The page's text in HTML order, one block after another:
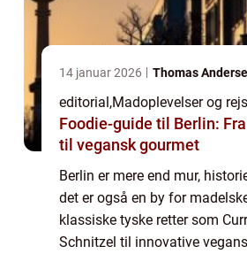
14 januar 2026 Thomas
editorial,Madoplevelser og
Foodie-guide til Berlin:
til vegansk gourmet
Berlin er mere end mur,
det er også en by for
klassiske tyske retter som
Schnitzel til innovative